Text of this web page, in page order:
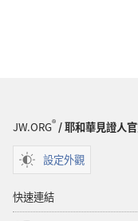
JW.ORG® / 耶和華見證人
設定外觀
快速連結